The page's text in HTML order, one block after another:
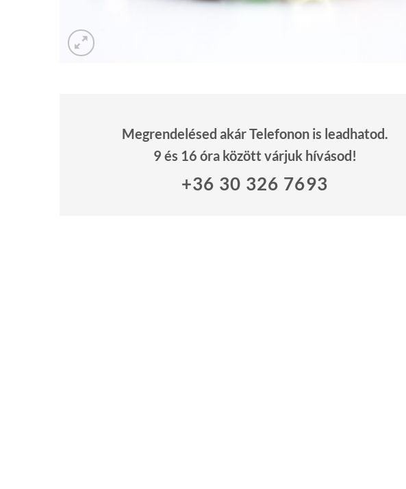
Megrendelésed akár Telefonon is leadhatod.
9 és 16 óra között várjuk hívásod!
+36 30 326 7693